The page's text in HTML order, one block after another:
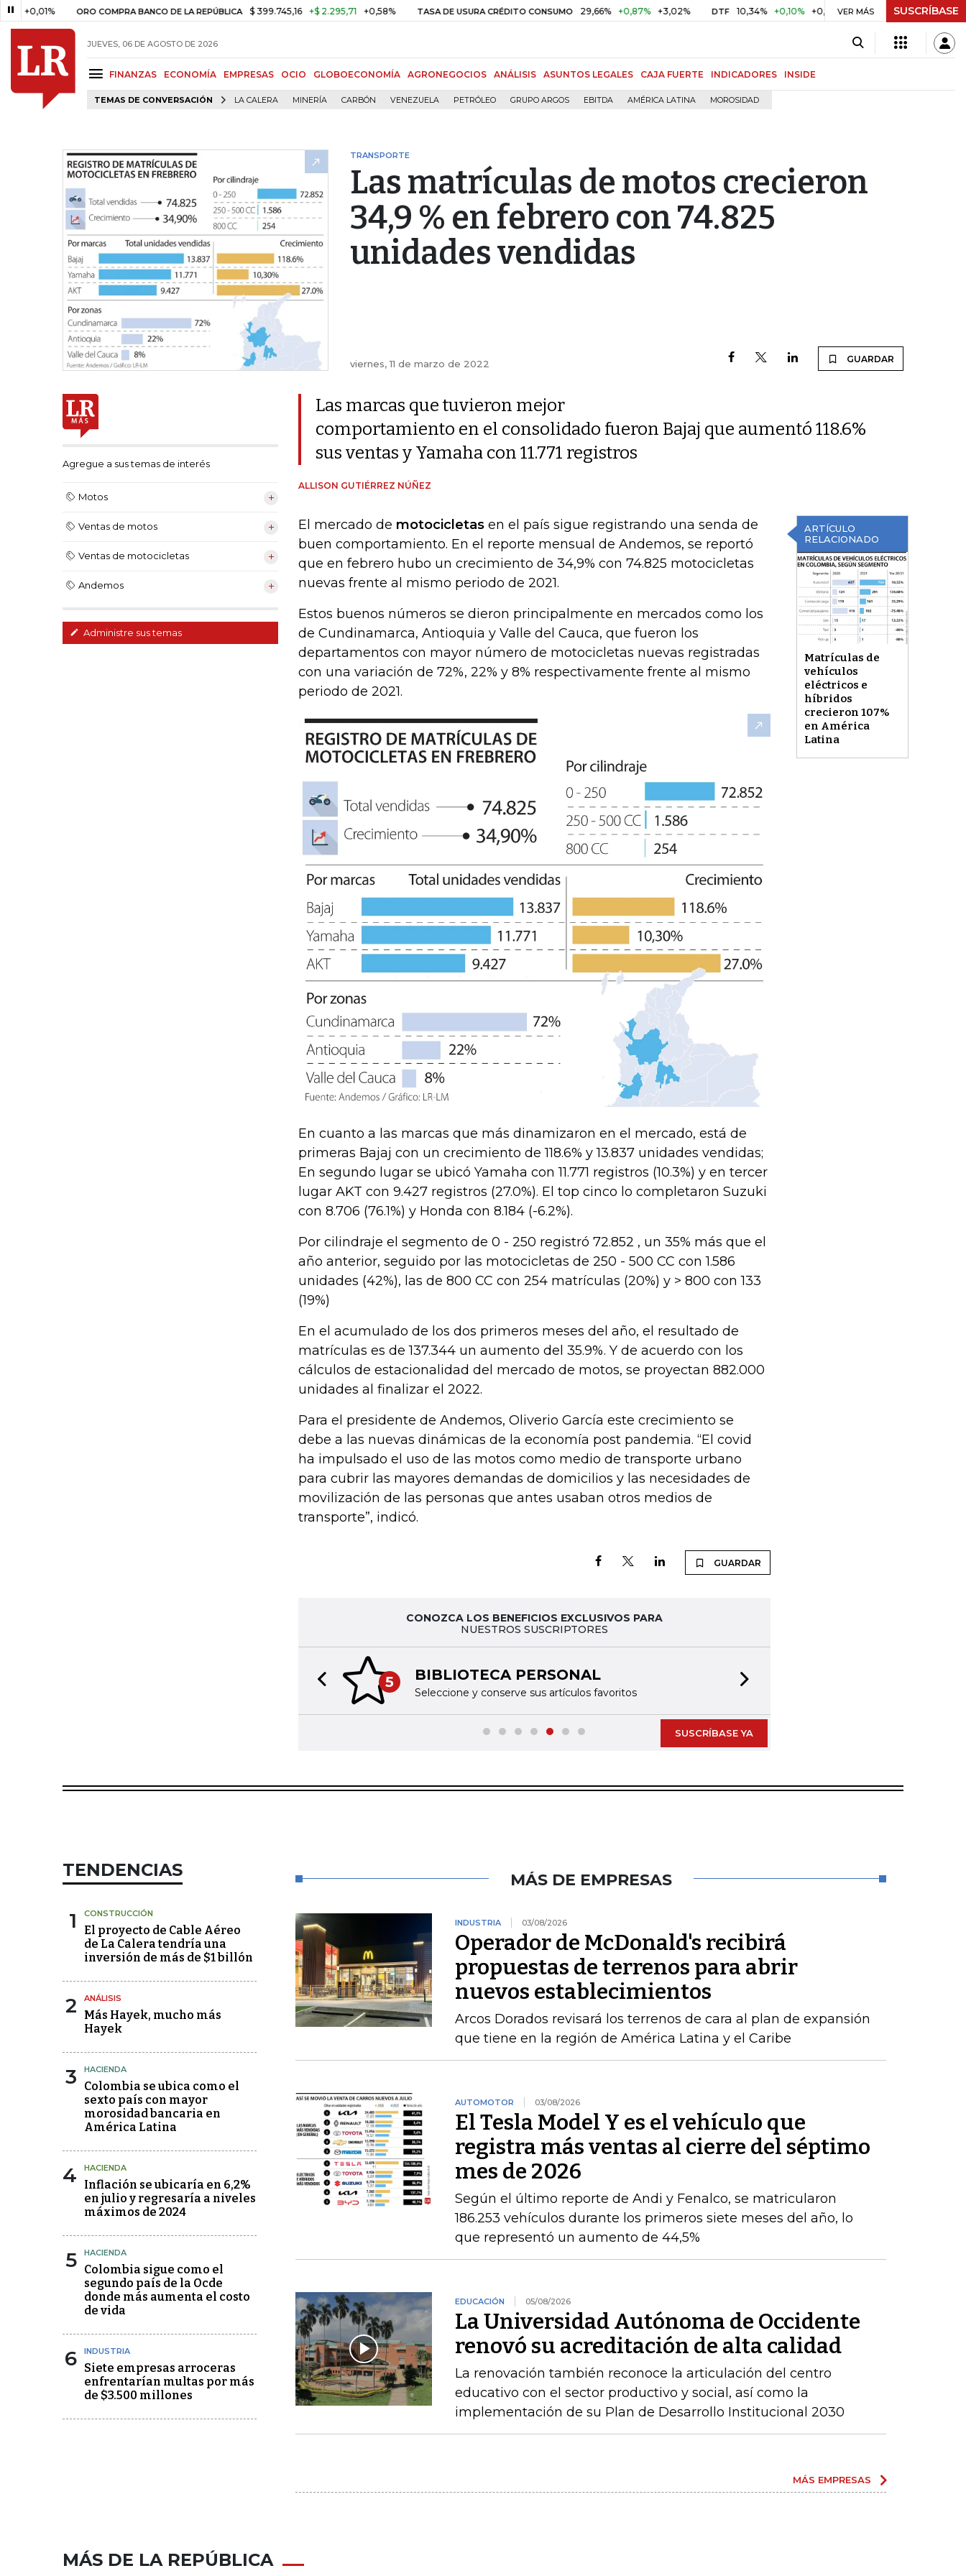
ORO COMPRA BANCO DE LA REPÚBLICA $ 399.745,16 +$ 2.295,71 +0,58% TASA DE USURA CRÉDITO CONSUMO 29,66% +0,87% +3,02% DTF 10,34% +0,10% +0,98% UVR $ 416,86 +$ 0,05 +0,01%
VER MÁS SUSCRÍBASE
JUEVES, 06 DE AGOSTO DE 2026
FINANZAS ECONOMÍA EMPRESAS OCIO GLOBOECONOMÍA AGRONEGOCIOS ANÁLISIS ASUNTOS LEGALES CAJA FUERTE INDICADORES INSIDE
TEMAS DE CONVERSACIÓN LA CALERA MINERÍA CARBÓN VENEZUELA PETRÓLEO GRUPO ARGOS EBITDA AMÉRICA LATINA MOROSIDAD
TRANSPORTE
Las matrículas de motos crecieron
34,9 % en febrero con 74.825
unidades vendidas
viernes, 11 de marzo de 2022 GUARDAR
Agregue a sus temas de interés
Motos
Ventas de motos
Ventas de motocicletas
Andemos
Administre sus temas
Las marcas que tuvieron mejor
comportamiento en el consolidado fueron Bajaj que aumentó 118.6%
sus ventas y Yamaha con 11.771 registros
ALLISON GUTIÉRREZ NÚÑEZ
ARTÍCULO
RELACIONADO
Matrículas de
vehículos
eléctricos e
híbridos
crecieron 107%
en América
Latina
El mercado de motocicletas en el país sigue registrando una senda de
buen comportamiento. En el reporte mensual de Andemos, se reportó
que en febrero hubo un crecimiento de 34,9% con 74.825 motocicletas
nuevas frente al mismo periodo de 2021.
Estos buenos números se dieron principalmente en mercados como los
de Cundinamarca, Antioquia y Valle del Cauca, que fueron los
departamentos con mayor número de motocicletas nuevas registradas
con una variación de 72%, 22% y 8% respectivamente frente al mismo
periodo de 2021.
En cuanto a las marcas que más dinamizaron en el mercado, está de
primeras Bajaj con un crecimiento de 118.6% y 13.837 unidades vendidas;
En segundo lugar se ubicó Yamaha con 11.771 registros (10.3%) y en tercer
lugar AKT con 9.427 registros (27.0%). El top cinco lo completaron Suzuki
con 8.706 (76.1%) y Honda con 8.184 (-6.2%).
Por cilindraje el segmento de 0 - 250 registró 72.852 , un 35% más que el
año anterior, seguido por las motocicletas de 250 - 500 CC con 1.586
unidades (42%), las de 800 CC con 254 matrículas (20%) y > 800 con 133
(19%)
En el acumulado de los dos primeros meses del año, el resultado de
matrículas es de 137.344 un aumento del 35.9%. Y de acuerdo con los
cálculos de estacionalidad del mercado de motos, se proyectan 882.000
unidades al finalizar el 2022.
Para el presidente de Andemos, Oliverio García este crecimiento se
debe a las nuevas dinámicas de la economía post pandemia. “El covid
ha impulsado el uso de las motos como medio de transporte urbano
para cubrir las mayores demandas de domicilios y las necesidades de
movilización de las personas que antes usaban otros medios de
transporte”, indicó.
GUARDAR
CONOZCA LOS BENEFICIOS EXCLUSIVOS PARA
NUESTROS SUSCRIPTORES
5 BIBLIOTECA PERSONAL
Seleccione y conserve sus artículos favoritos
Previous slide
SUSCRÍBASE YA
TENDENCIAS
1 CONSTRUCCIÓN
El proyecto de Cable Aéreo
de La Calera tendría una
inversión de más de $1 billón
2 ANÁLISIS
Más Hayek, mucho más
Hayek
3 HACIENDA
Colombia se ubica como el
sexto país con mayor
morosidad bancaria en
América Latina
4 HACIENDA
Inflación se ubicaría en 6,2%
en julio y regresaría a niveles
máximos de 2024
5 HACIENDA
Colombia sigue como el
segundo país de la Ocde
donde más aumenta el costo
de vida
6 INDUSTRIA
Siete empresas arroceras
enfrentarían multas por más
de $3.500 millones
MÁS DE EMPRESAS
INDUSTRIA 03/08/2026
Operador de McDonald's recibirá
propuestas de terrenos para abrir
nuevos establecimientos
Arcos Dorados revisará los terrenos de cara al plan de expansión
que tiene en la región de América Latina y el Caribe
AUTOMOTOR 03/08/2026
El Tesla Model Y es el vehículo que
registra más ventas al cierre del séptimo
mes de 2026
Según el último reporte de Andi y Fenalco, se matricularon
186.253 vehículos durante los primeros siete meses del año, lo
que representó un aumento de 44,5%
EDUCACIÓN 05/08/2026
La Universidad Autónoma de Occidente
renovó su acreditación de alta calidad
La renovación también reconoce la articulación del centro
educativo con el sector productivo y social, así como la
implementación de su Plan de Desarrollo Institucional 2030
MÁS EMPRESAS
MÁS DE LA REPÚBLICA